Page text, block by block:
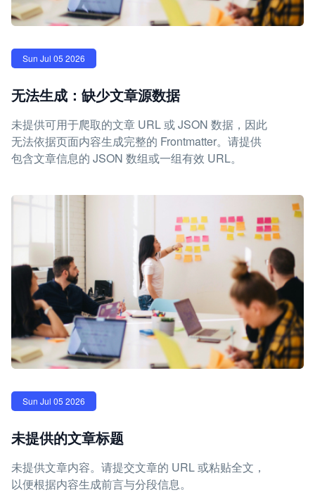
Sun Jul 05 2026
无法生成：缺少文章源数据
未提供可用于爬取的文章 URL 或 JSON 数据，因此
无法依据页面内容生成完整的 Frontmatter。请提供
包含文章信息的 JSON 数组或一组有效 URL。
Sun Jul 05 2026
未提供的文章标题
未提供文章内容。请提交文章的 URL 或粘贴全文，
以便根据内容生成前言与分段信息。